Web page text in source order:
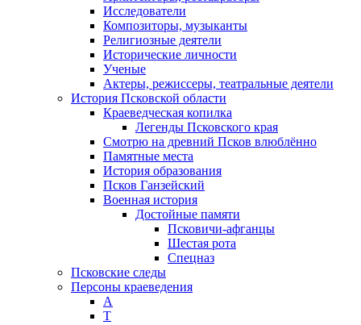
Исследователи
Композиторы, музыканты
Религиозные деятели
Исторические личности
Ученые
Актеры, режиссеры, театральные деятели
История Псковской области
Краеведческая копилка
Легенды Псковского края
Смотрю на древний Псков влюблённо
Памятные места
История образования
Псков Ганзейский
Военная история
Достойные памяти
Псковичи-афганцы
Шестая рота
Спецназ
Псковские следы
Персоны краеведения
А
T